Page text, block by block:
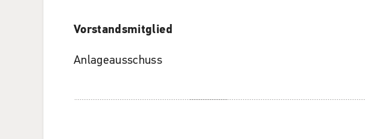
Vorstandsmitglied
Anlageausschuss